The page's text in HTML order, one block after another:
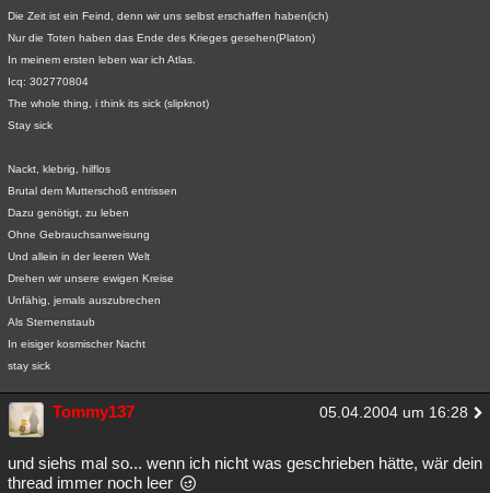
Die Zeit ist ein Feind, denn wir uns selbst erschaffen haben(ich)
Nur die Toten haben das Ende des Krieges gesehen(Platon)
In meinem ersten leben war ich Atlas.
Icq: 302770804
The whole thing, i think its sick (slipknot)
Stay sick
Nackt, klebrig, hilflos
Brutal dem Mutterschoß entrissen
Dazu genötigt, zu leben
Ohne Gebrauchsanweisung
Und allein in der leeren Welt
Drehen wir unsere ewigen Kreise
Unfähig, jemals auszubrechen
Als Sternenstaub
In eisiger kosmischer Nacht
stay sick
Tommy137 05.04.2004 um 16:28
und siehs mal so... wenn ich nicht was geschrieben hätte, wär dein
thread immer noch leer